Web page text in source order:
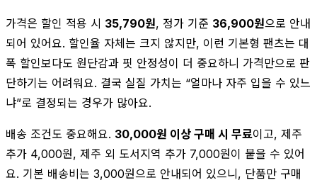
가격은 할인 적용 시 35,790원, 정가 기준 36,900원으로 안내
되어 있어요. 할인율 자체는 크지 않지만, 이런 기본형 팬츠는 대
폭 할인보다도 원단감과 핏 안정성이 더 중요하니 가격만으로 판
단하기는 어려워요. 결국 실질 가치는 “얼마나 자주 입을 수 있느
냐”로 결정되는 경우가 많아요.
배송 조건도 중요해요. 30,000원 이상 구매 시 무료이고, 제주
추가 4,000원, 제주 외 도서지역 추가 7,000원이 붙을 수 있어
요. 기본 배송비는 3,000원으로 안내되어 있으니, 단품만 구매